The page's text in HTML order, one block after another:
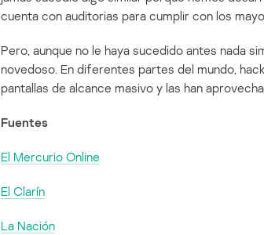
cuenta con auditorias para cumplir con los
Pero, aunque no le haya sucedido antes nada
novedoso. En diferentes partes del mundo,
pantallas de alcance masivo y las han
Fuentes
El Mercurio Online
El Clarín
La Nación